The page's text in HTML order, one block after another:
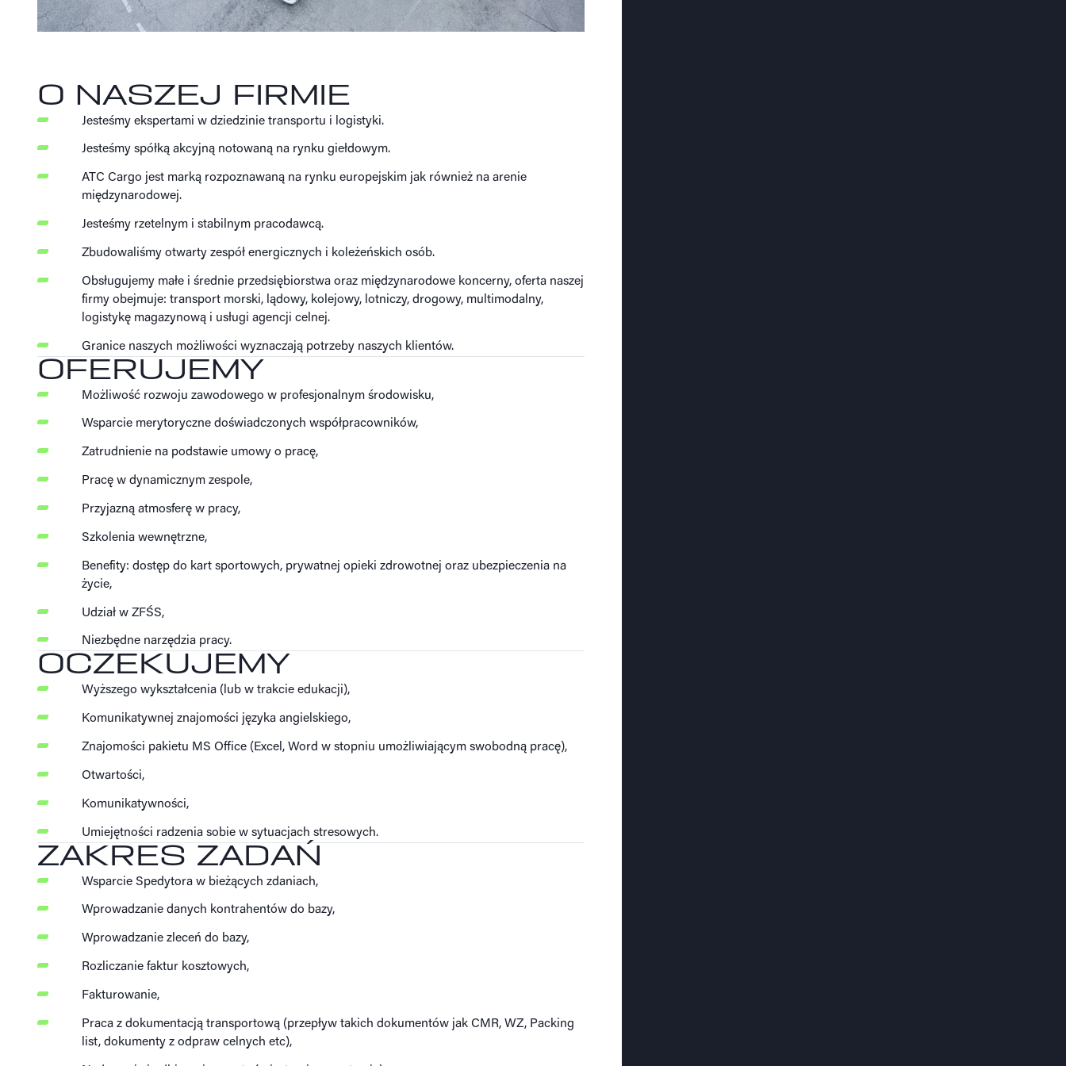
O NASZEJ FIRMIE
Jesteśmy ekspertami w dziedzinie transportu i logistyki.
Jesteśmy spółką akcyjną notowaną na rynku giełdowym.
ATC Cargo jest marką rozpoznawaną na rynku europejskim jak również na arenie
międzynarodowej.
Jesteśmy rzetelnym i stabilnym pracodawcą.
Zbudowaliśmy otwarty zespół energicznych i koleżeńskich osób.
Obsługujemy małe i średnie przedsiębiorstwa oraz międzynarodowe koncerny, oferta naszej
firmy obejmuje: transport morski, lądowy, kolejowy, lotniczy, drogowy, multimodalny,
logistykę magazynową i usługi agencji celnej.
Granice naszych możliwości wyznaczają potrzeby naszych klientów.
OFERUJEMY
Możliwość rozwoju zawodowego w profesjonalnym środowisku,
Wsparcie merytoryczne doświadczonych współpracowników,
Zatrudnienie na podstawie umowy o pracę,
Pracę w dynamicznym zespole,
Przyjazną atmosferę w pracy,
Szkolenia wewnętrzne,
Benefity: dostęp do kart sportowych, prywatnej opieki zdrowotnej oraz ubezpieczenia na
życie,
Udział w ZFŚS,
Niezbędne narzędzia pracy.
OCZEKUJEMY
Wyższego wykształcenia (lub w trakcie edukacji),
Komunikatywnej znajomości języka angielskiego,
Znajomości pakietu MS Office (Excel, Word w stopniu umożliwiającym swobodną pracę),
Otwartości,
Komunikatywności,
Umiejętności radzenia sobie w sytuacjach stresowych.
ZAKRES ZADAŃ
Wsparcie Spedytora w bieżących zdaniach,
Wprowadzanie danych kontrahentów do bazy,
Wprowadzanie zleceń do bazy,
Rozliczanie faktur kosztowych,
Fakturowanie,
Praca z dokumentacją transportową (przepływ takich dokumentów jak CMR, WZ, Packing
list, dokumenty z odpraw celnych etc),